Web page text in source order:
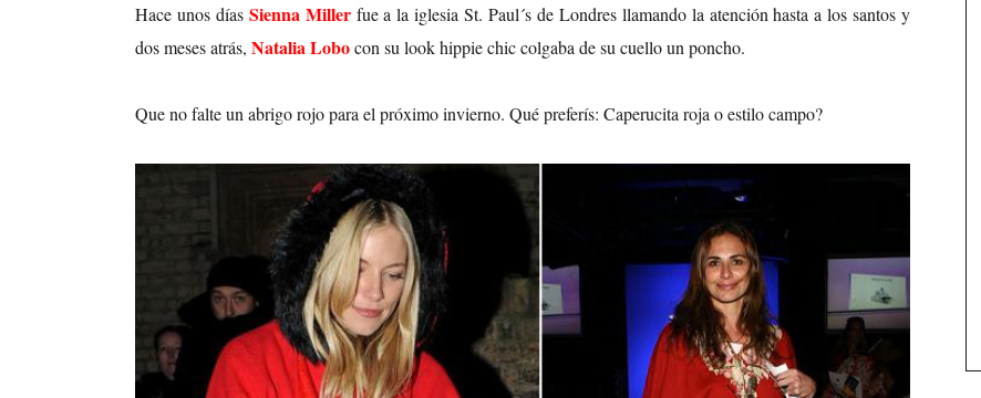
Hace unos días Sienna Millerfue a la iglesia St. Paul´s de Londres llamando la atención hasta a los santos y
dos meses atrás, Natalia Lobocon su look hippie chic colgaba de su cuello un poncho.
Que no falte un abrigo rojo para el próximo invierno. Qué preferís: Caperucita roja o estilo campo?